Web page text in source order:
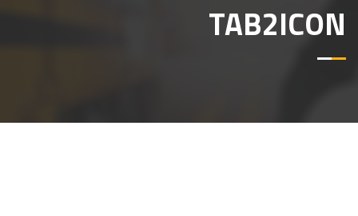
TAB2ICON